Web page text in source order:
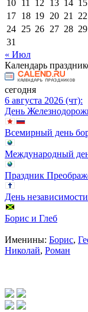
10 11 12 13 14 15
17 18 19 20 21 22
24 25 26 27 28 29
31
« Июл
Календарь
сегодня
6 августа 2026 (чт):
День
Всемирный день
Международный
Праздник
День
Борис и Глеб
Именины: Борис,
Николай, Роман